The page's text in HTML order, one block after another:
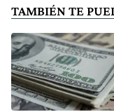
TAMBIÉN TE